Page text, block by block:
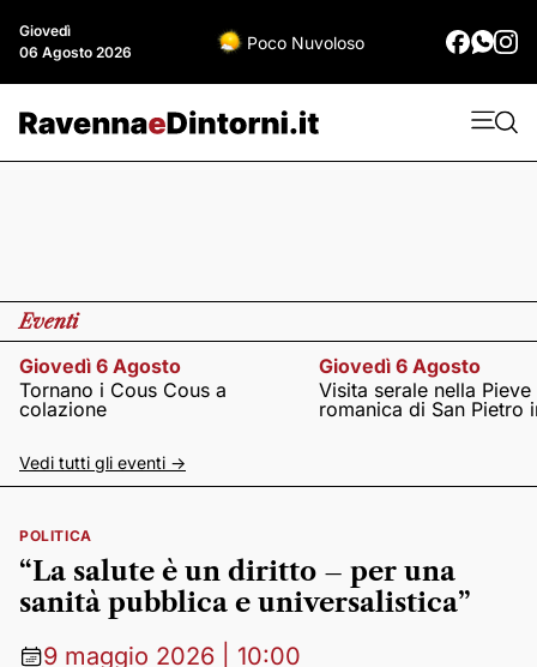
Giovedì
06 Agosto 2026
Poco Nuvoloso
Eventi
Giovedì 6 Agosto
Tornano i Cous Cous a
colazione
Giovedì 6 Agosto
Visita serale nella Pieve
romanica di San Pietro
Vedi tutti gli eventi ->
POLITICA
“La salute è un diritto – per una
sanità pubblica e universalistica”
9 maggio 2026 | 10:00